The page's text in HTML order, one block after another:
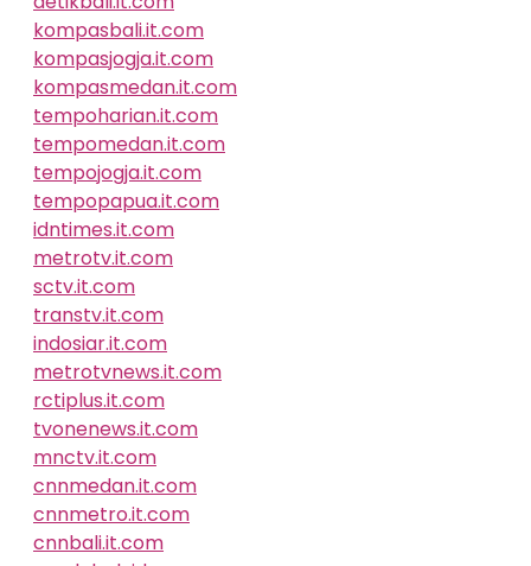
kompasbali.it.com
kompasjogja.it.com
kompasmedan.it.com
tempoharian.it.com
tempomedan.it.com
tempojogja.it.com
tempopapua.it.com
idntimes.it.com
metrotv.it.com
sctv.it.com
transtv.it.com
indosiar.it.com
metrotvnews.it.com
rctiplus.it.com
tvonenews.it.com
mnctv.it.com
cnnmedan.it.com
cnnmetro.it.com
cnnbali.it.com